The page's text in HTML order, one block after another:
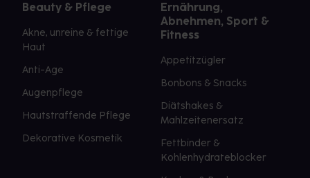
Beauty & Pflege
Akne, unreine & fettige
Haut
Anti-Age
Augenpflege
Hautstraffende Pflege
Dekorative Kosmetik
Ernährung,
Abnehmen, Sport &
Fitness
Appetitzügler
Bonbons & Snacks
Diätshakes &
Mahlzeitenersatz
Fettbinder &
Kohlenhydrateblocker